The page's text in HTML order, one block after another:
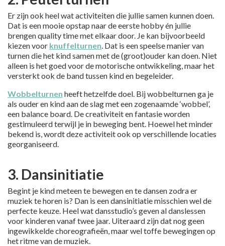
Er zijn ook heel wat activiteiten die jullie samen kunnen doen.
Dat is een mooie opstap naar de eerste hobby én jullie
brengen quality time met elkaar door. Je kan bijvoorbeeld
kiezen voor knuffelturnen . Dat is een speelse manier van
turnen die het kind samen met de (groot)ouder kan doen. Niet
alleen is het goed voor de motorische ontwikkeling, maar het
versterkt ook de band tussen kind en begeleider.
Wobbelturnen heeft hetzelfde doel. Bij wobbelturnen ga je
als ouder en kind aan de slag met een zogenaamde ‘wobbel’,
een balance board. De creativiteit en fantasie worden
gestimuleerd terwijl je in beweging bent. Hoewel het minder
bekend is, wordt deze activiteit ook op verschillende locaties
georganiseerd.
3. Dansinitiatie
Begint je kind meteen te bewegen en te dansen zodra er
muziek te horen is? Dan is een dansinitiatie misschien wel de
perfecte keuze. Heel wat dansstudio’s geven al danslessen
voor kinderen vanaf twee jaar. Uiteraard zijn dat nog geen
ingewikkelde choreografieën, maar wel toffe bewegingen op
het ritme van de muziek.